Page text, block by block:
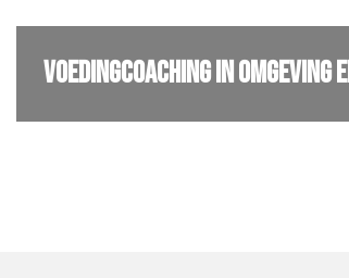
Voedingcoaching in omgeving